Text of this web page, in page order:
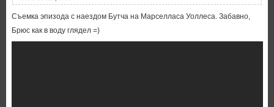
Съемка эпизода с наездом Бутча на Марселласа Уоллеса. Забавно,
Брюс как в воду глядел =)